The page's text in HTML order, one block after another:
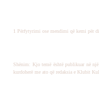
1 Përfytyrimi ose mendimi që kemi për
Shënim: Kjo temë është publikuar në
kurdoherë me ato që redaksia e Klubit